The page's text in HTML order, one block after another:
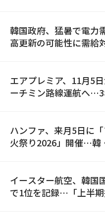
韓国政府、猛暑で電力
高更新の可能性に需給
エアプレミア、11月5
ーチミン路線運航へ
ハンファ、来月5日に
火祭り2026」開催…韓
イースター航空、韓国
で1位を記録…「上半期